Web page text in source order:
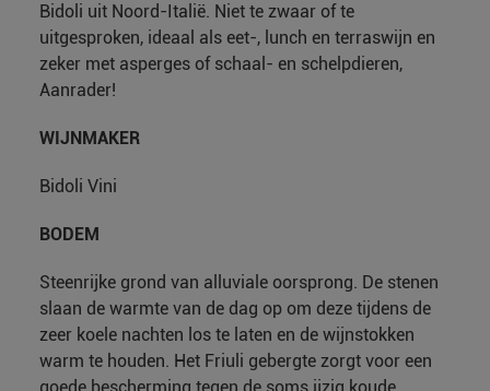
Bidoli uit Noord-Italië. Niet te zwaar of te
uitgesproken, ideaal als eet-, lunch en terraswijn en
zeker met asperges of schaal- en schelpdieren,
Aanrader!
WIJNMAKER
Bidoli Vini
BODEM
Steenrijke grond van alluviale oorsprong. De stenen
slaan de warmte van de dag op om deze tijdens de
zeer koele nachten los te laten en de wijnstokken
warm te houden. Het Friuli gebergte zorgt voor een